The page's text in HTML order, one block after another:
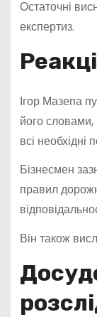
Остаточні
експертиз.
Ігор Мазепа
його словами,
всі
Бізнесмен
правил
Він також